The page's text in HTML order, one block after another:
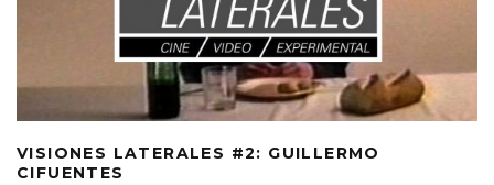
VISIONES LATERALES #2: GUILLERMO
CIFUENTES